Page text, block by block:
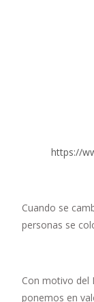
https://
Cuando se
personas se
Con motivo del
ponemos en